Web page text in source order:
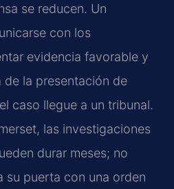
se reducen. Un
con los
evidencia favorable y
de la presentación de
caso llegue a un tribunal.
las investigaciones
durar meses; no
su puerta con una orden